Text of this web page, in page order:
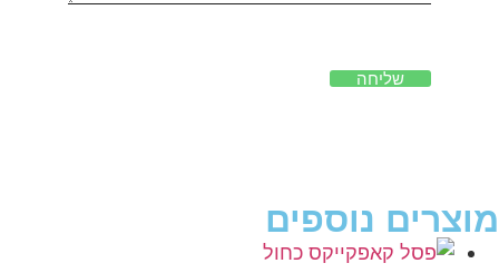
שליחה
מוצרים נוספים